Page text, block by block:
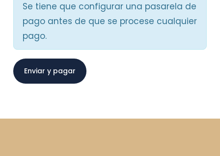
Se tiene que configurar una pasarela de
pago antes de que se procese cualquier
pago.